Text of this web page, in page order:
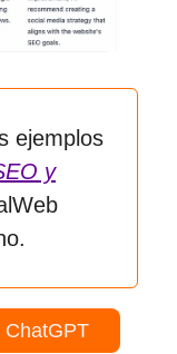
ejemplos
y
ChatGPT